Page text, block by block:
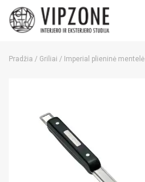
Pradžia / Griliai / Imperial plieninė mentelė